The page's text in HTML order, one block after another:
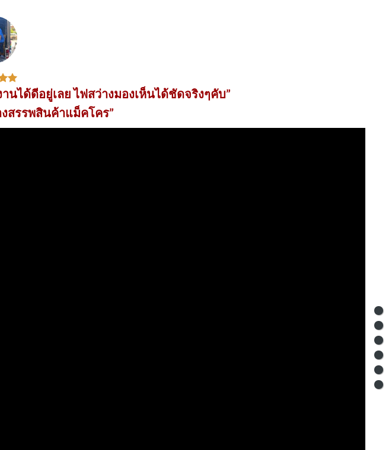
ได้ดีอยู่เลย ไฟสว่างมองเห็นได้ชัดจริงๆคับ”
สรรพสินค้าแม็คโคร”